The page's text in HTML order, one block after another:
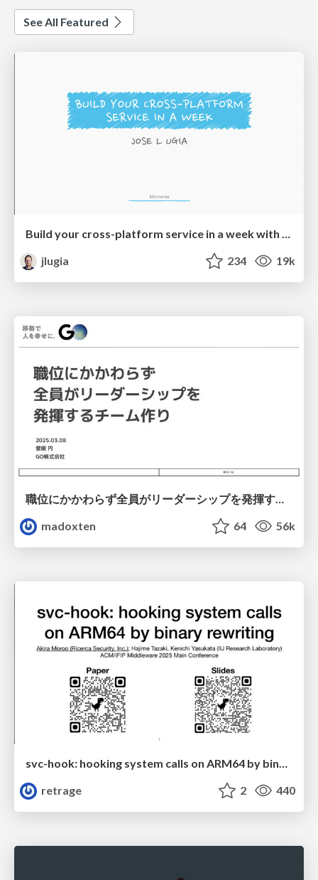
See All Featured
Build your cross-platform service in a week with App Engine
jlugia
234 19k
madoxten
64 56k
svc-hook: hooking system calls on ARM64 by binary rewriting
retrage
2 440